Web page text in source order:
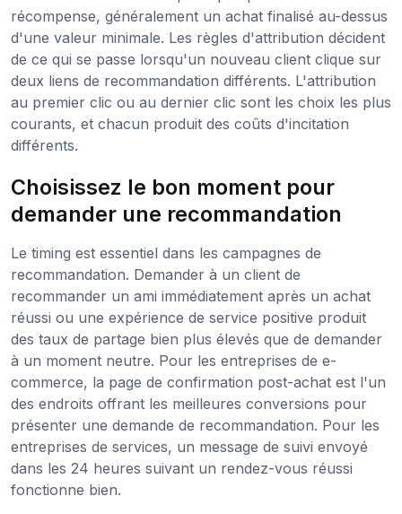
récompense, généralement un achat finalisé au-dessus
d'une valeur minimale. Les règles d'attribution décident
de ce qui se passe lorsqu'un nouveau client clique sur
deux liens de recommandation différents. L'attribution
au premier clic ou au dernier clic sont les choix les plus
courants, et chacun produit des coûts d'incitation
différents.
Choisissez le bon moment pour
demander une recommandation
Le timing est essentiel dans les campagnes de
recommandation. Demander à un client de
recommander un ami immédiatement après un achat
réussi ou une expérience de service positive produit
des taux de partage bien plus élevés que de demander
à un moment neutre. Pour les entreprises de e-
commerce, la page de confirmation post-achat est l'un
des endroits offrant les meilleures conversions pour
présenter une demande de recommandation. Pour les
entreprises de services, un message de suivi envoyé
dans les 24 heures suivant un rendez-vous réussi
fonctionne bien.